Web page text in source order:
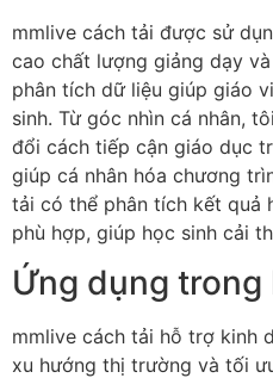
mmlive cách tải được sử
cao chất lượng giảng dạy
phân tích dữ liệu giúp giáo
sinh. Từ góc nhìn cá nhân,
đổi cách tiếp cận giáo dục
giúp cá nhân hóa chương
tải có thể phân tích kết quả
phù hợp, giúp học sinh cải
Ứng dụng trong
mmlive cách tải hỗ trợ kinh
xu hướng thị trường và tối